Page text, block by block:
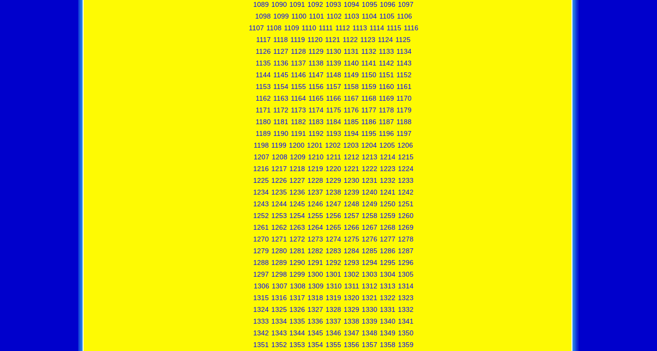
1089 1090 1091 1092 1093 1094 1095 1096 1097
1098 1099 1100 1101 1102 1103 1104 1105 1106
1107 1108 1109 1110 1111 1112 1113 1114 1115 1116
1117 1118 1119 1120 1121 1122 1123 1124 1125
1126 1127 1128 1129 1130 1131 1132 1133 1134
1135 1136 1137 1138 1139 1140 1141 1142 1143
1144 1145 1146 1147 1148 1149 1150 1151 1152
1153 1154 1155 1156 1157 1158 1159 1160 1161
1162 1163 1164 1165 1166 1167 1168 1169 1170
1171 1172 1173 1174 1175 1176 1177 1178 1179
1180 1181 1182 1183 1184 1185 1186 1187 1188
1189 1190 1191 1192 1193 1194 1195 1196 1197
1198 1199 1200 1201 1202 1203 1204 1205 1206
1207 1208 1209 1210 1211 1212 1213 1214 1215
1216 1217 1218 1219 1220 1221 1222 1223 1224
1225 1226 1227 1228 1229 1230 1231 1232 1233
1234 1235 1236 1237 1238 1239 1240 1241 1242
1243 1244 1245 1246 1247 1248 1249 1250 1251
1252 1253 1254 1255 1256 1257 1258 1259 1260
1261 1262 1263 1264 1265 1266 1267 1268 1269
1270 1271 1272 1273 1274 1275 1276 1277 1278
1279 1280 1281 1282 1283 1284 1285 1286 1287
1288 1289 1290 1291 1292 1293 1294 1295 1296
1297 1298 1299 1300 1301 1302 1303 1304 1305
1306 1307 1308 1309 1310 1311 1312 1313 1314
1315 1316 1317 1318 1319 1320 1321 1322 1323
1324 1325 1326 1327 1328 1329 1330 1331 1332
1333 1334 1335 1336 1337 1338 1339 1340 1341
1342 1343 1344 1345 1346 1347 1348 1349 1350
1351 1352 1353 1354 1355 1356 1357 1358 1359